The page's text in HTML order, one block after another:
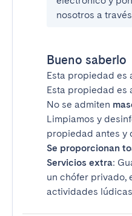
nosotros a
Bueno saberlo
Esta propiedad es
Esta propiedad es
No se admiten
Limpiamos y
propiedad antes y
Se proporcionan
Servicios extra:
un chófer privado,
actividades